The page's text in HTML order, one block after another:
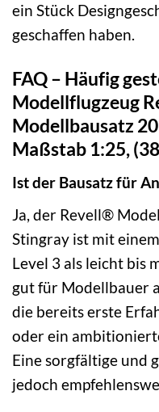
ein Stück
geschaffen haben.
FAQ – Häufig
Modellflugzeug
Modellbausatz
Maßstab 1:25,
Ist der Bausatz für
Ja, der Revell®
Stingray ist mit
Level 3 als leicht bis
gut für Modellbauer
die bereits erste
oder ein
Eine sorgfältige und
jedoch